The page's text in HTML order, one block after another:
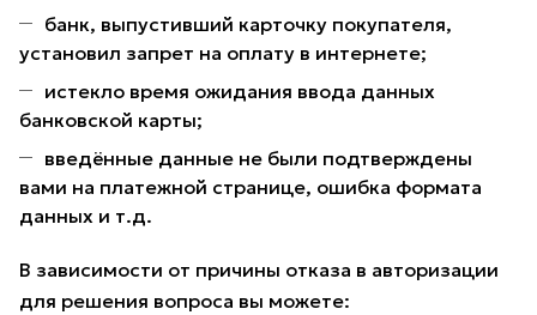
банк, выпустивший карточку покупателя,
установил запрет на оплату в интернете;
истекло время ожидания ввода данных
банковской карты;
введённые данные не были подтверждены
вами на платежной странице, ошибка формата
данных и т.д.
В зависимости от причины отказа в авторизации
для решения вопроса вы можете: